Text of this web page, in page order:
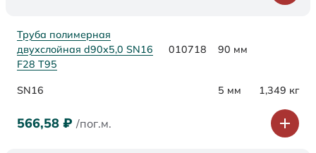
Труба полимерная
двухслойная d90х5,0 SN16
F28 Т95
010718 90 мм
SN16 5 мм 1,349 кг
566,58 ₽ /пог.м.